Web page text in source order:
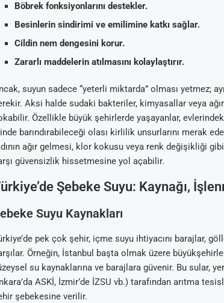
Böbrek fonksiyonlarını destekler.
Besinlerin sindirimi ve emilimine katkı sağlar.
Cildin nem dengesini korur.
Zararlı maddelerin atılmasını kolaylaştırır.
suyun sadece “yeterli miktarda” olması yetmez;
Aksi halde sudaki bakteriler, kimyasallar veya
Özellikle büyük şehirlerde yaşayanlar,
barındırabileceği olası kirlilik unsurlarını merak
ağır gelmesi, klor kokusu veya renk değişikliği
güvensizlik hissetmesine yol açabilir.
Şebeke Suyu: Kaynağı,
Suyu Kaynakları
pek çok şehir, içme suyu ihtiyacını barajlar,
Örneğin, İstanbul başta olmak üzere
su kaynaklarına ve barajlara güvenir. Bu sular,
ASKİ, İzmir’de İZSU vb.) tarafından arıtma
şebekesine verilir.